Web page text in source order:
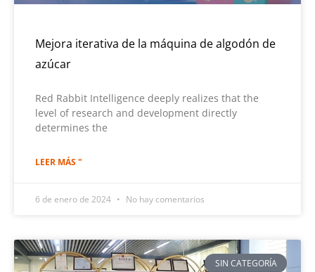
Mejora iterativa de la máquina de algodón de
azúcar
Red Rabbit Intelligence deeply realizes that the
level of research and development directly
determines the
LEER MÁS "
6 de enero de 2024 No hay comentarios
SIN CATEGORÍA